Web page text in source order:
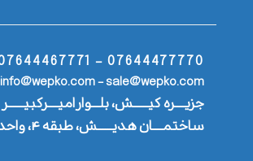
07644477770 - 07644467771
info@wepko.com - sale@wepko.com
جزیــــره کیــــــش، بلـــوار امیــــرکبیــــــر
ساختمــــان هدیــــــش، طبقه ۴، واحد۴۲